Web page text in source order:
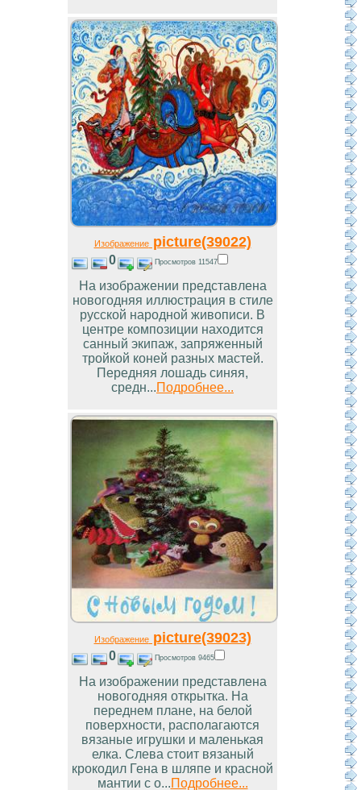
Изображениеpicture(39022)
0 Просмотров 11547
На изображении представлена
новогодняя иллюстрация в стиле
русской народной живописи. В
центре композиции находится
санный экипаж, запряженный
тройкой коней разных мастей.
Передняя лошадь синяя,
средн...Подробнее...
Изображениеpicture(39023)
0 Просмотров 9465
На изображении представлена
новогодняя открытка. На
переднем плане, на белой
поверхности, располагаются
вязаные игрушки и маленькая
елка. Слева стоит вязаный
крокодил Гена в шляпе и красной
мантии с о...Подробнее...